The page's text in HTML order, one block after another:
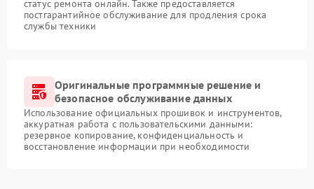
статус ремонта онлайн. Также предоставляется
постгарантийное обслуживание для продления срока
службы техники
Оригинальные программные решение и
безопасное обслуживание данных
Использование официальных прошивок и инструментов,
аккуратная работа с пользовательскими данными:
резервное копирование, конфиденциальность и
восстановление информации при необходимости